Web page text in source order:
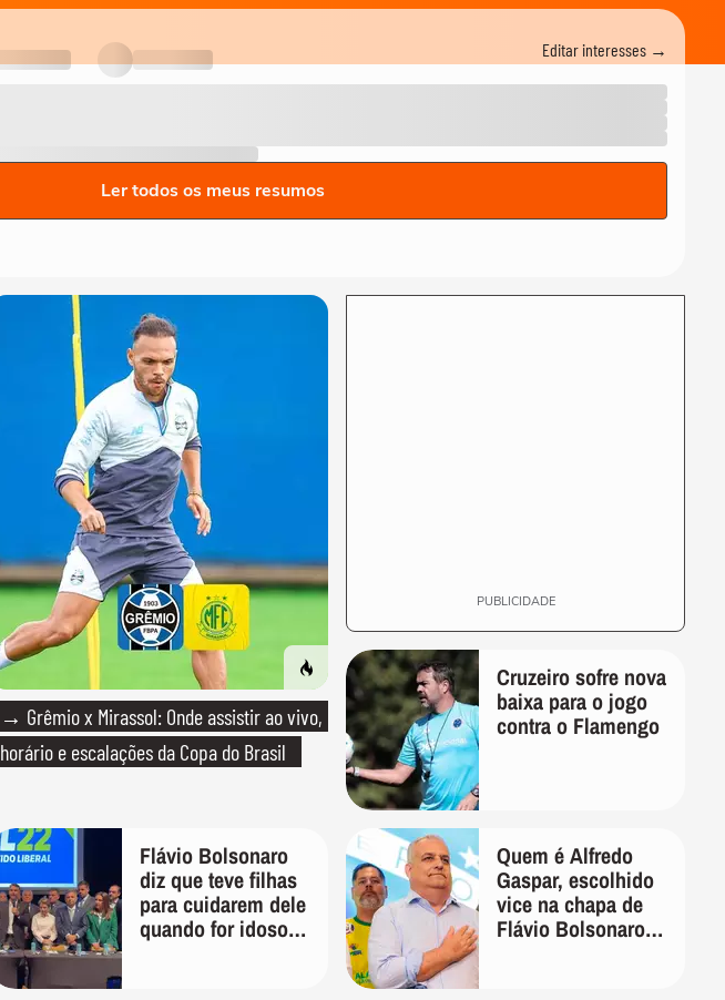
Editar interesses →
Ler todos os meus resumos
→ Grêmio x Mirassol: Onde assistir ao vivo,
horário e escalações da Copa do Brasil
PUBLICIDADE
Cruzeiro sofre nova
baixa para o jogo
contra o Flamengo
Flávio Bolsonaro
diz que teve filhas
para cuidarem dele
quando for idoso:
Quem é Alfredo
Gaspar, escolhido
vice na chapa de
Flávio Bolsonaro